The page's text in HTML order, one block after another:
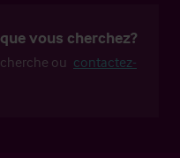
vous cherchez?
ou contactez-